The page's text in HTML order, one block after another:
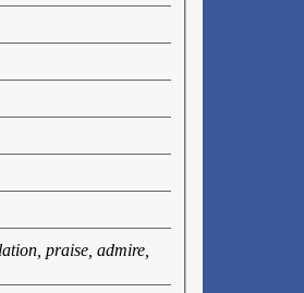
praise, admire,